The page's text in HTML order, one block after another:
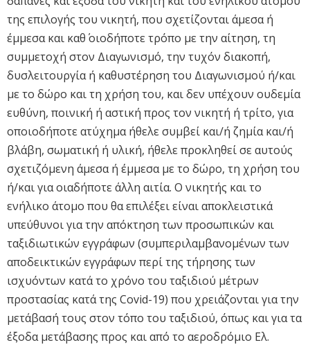
της επιλογής του νικητή, που σχετίζονται άμεσα ή
έμμεσα και καθ΄ οιοδήποτε τρόπο με την αίτηση, τη
συμμετοχή στον Διαγωνισμό, την τυχόν διακοπή,
δυσλειτουργία ή καθυστέρηση του Διαγωνισμού ή/και
με το δώρο και τη χρήση του, και δεν υπέχουν ουδεμία
ευθύνη, ποινική ή αστική προς τον νικητή ή τρίτο, για
οποιοδήποτε ατύχημα ήθελε συμβεί και/ή ζημία και/ή
βλάβη, σωματική ή υλική, ήθελε προκληθεί σε αυτούς
σχετιζόμενη άμεσα ή έμμεσα με το δώρο, τη χρήση του
ή/και για οιαδήποτε άλλη αιτία. Ο νικητής και το
ενήλικο άτομο που θα επιλέξει είναι αποκλειστικά
υπεύθυνοι για την απόκτηση των προσωπικών και
ταξιδιωτικών εγγράφων (συμπεριλαμβανομένων των
αποδεικτικών εγγράφων περί της τήρησης των
ισχυόντων κατά το χρόνο του ταξιδιού μέτρων
προστασίας κατά της Covid-19) που χρειάζονται για την
μετάβασή τους στον τόπο του ταξιδιού, όπως και για τα
έξοδα μετάβασης προς και από το αεροδρόμιο Ελ.